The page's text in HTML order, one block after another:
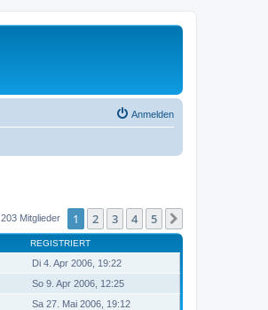
Anmelden
203 Mitglieder 1 2 3 4 5
REGISTRIERT
Di 4. Apr 2006, 19:22
So 9. Apr 2006, 12:25
Sa 27. Mai 2006, 19:12